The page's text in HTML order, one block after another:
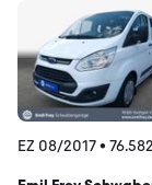
EZ 08/2017•